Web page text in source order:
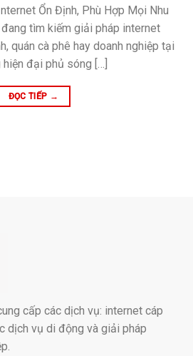
Ổn Định, Phù Hợp Mọi Nhu
tìm kiếm giải pháp internet
quán cà phê hay doanh nghiệp tại
đại phủ sóng […]
ĐỌC TIẾP →
cấp các dịch vụ: internet cáp
dịch vụ di động và giải pháp